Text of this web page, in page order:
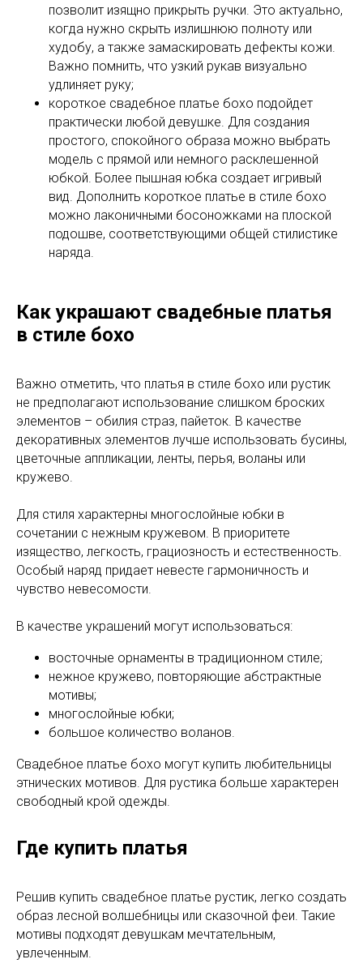
позволит изящно прикрыть ручки. Это актуально,
когда нужно скрыть излишнюю полноту или
худобу, а также замаскировать дефекты кожи.
Важно помнить, что узкий рукав визуально
удлиняет руку;
короткое свадебное платье бохо подойдет
практически любой девушке. Для создания
простого, спокойного образа можно выбрать
модель с прямой или немного расклешенной
юбкой. Более пышная юбка создает игривый
вид. Дополнить короткое платье в стиле бохо
можно лаконичными босоножками на плоской
подошве, соответствующими общей стилистике
наряда.
Как украшают свадебные платья
в стиле бохо
Важно отметить, что платья в стиле бохо или рустик
не предполагают использование слишком броских
элементов – обилия страз, пайеток. В качестве
декоративных элементов лучше использовать бусины,
цветочные аппликации, ленты, перья, воланы или
кружево.
Для стиля характерны многослойные юбки в
сочетании с нежным кружевом. В приоритете
изящество, легкость, грациозность и естественность.
Особый наряд придает невесте гармоничность и
чувство невесомости.
В качестве украшений могут использоваться:
восточные орнаменты в традиционном стиле;
нежное кружево, повторяющие абстрактные
мотивы;
многослойные юбки;
большое количество воланов.
Свадебное платье бохо могут купить любительницы
этнических мотивов. Для рустика больше характерен
свободный крой одежды.
Где купить платья
Решив купить свадебное платье рустик, легко создать
образ лесной волшебницы или сказочной феи. Такие
мотивы подходят девушкам мечтательным,
увлеченным.